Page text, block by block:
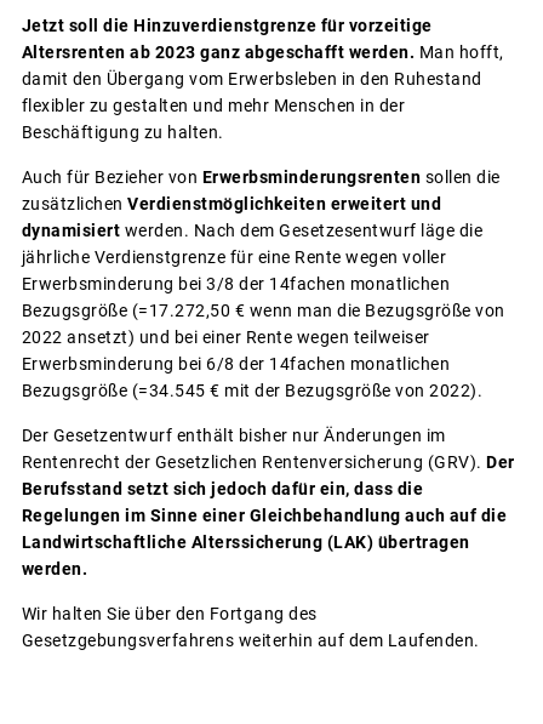
Jetzt soll die Hinzuverdienstgrenze für vorzeitige
Altersrenten ab 2023 ganz abgeschafft werden. Man hofft,
damit den Übergang vom Erwerbsleben in den Ruhestand
flexibler zu gestalten und mehr Menschen in der
Beschäftigung zu halten.
Auch für Bezieher von Erwerbsminderungsrenten sollen die
zusätzlichen Verdienstmöglichkeiten erweitert und
dynamisiert werden. Nach dem Gesetzesentwurf läge die
jährliche Verdienstgrenze für eine Rente wegen voller
Erwerbsminderung bei 3/8 der 14fachen monatlichen
Bezugsgröße (=17.272,50 € wenn man die Bezugsgröße von
2022 ansetzt) und bei einer Rente wegen teilweiser
Erwerbsminderung bei 6/8 der 14fachen monatlichen
Bezugsgröße (=34.545 € mit der Bezugsgröße von 2022).
Der Gesetzentwurf enthält bisher nur Änderungen im
Rentenrecht der Gesetzlichen Rentenversicherung (GRV). Der
Berufsstand setzt sich jedoch dafür ein, dass die
Regelungen im Sinne einer Gleichbehandlung auch auf die
Landwirtschaftliche Alterssicherung (LAK) übertragen
werden.
Wir halten Sie über den Fortgang des
Gesetzgebungsverfahrens weiterhin auf dem Laufenden.